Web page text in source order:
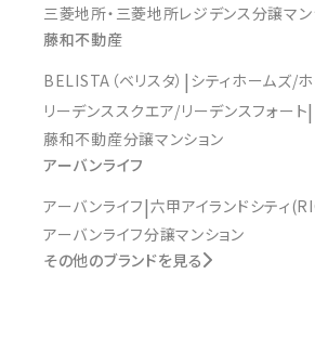
三菱地所・三菱地所レジデンス分譲マン
藤和不動産
BELISTA（ベリスタ） シティホームズ/
リーデンススクエア/リーデンスフォート
藤和不動産分譲マンション
アーバンライフ
アーバンライフ 六甲アイランドシティ
アーバンライフ分譲マンション
その他のブランドを見る